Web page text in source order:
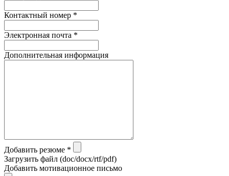
Контактный номер *
Электронная почта *
Дополнительная информация
Добавить резюме *
Загрузить файл (doc/docx/rtf/pdf)
Добавить мотивационное письмо